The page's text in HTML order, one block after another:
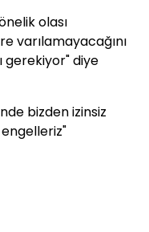
olası
varılamayacağını
gerekiyor" diye
bizden izinsiz